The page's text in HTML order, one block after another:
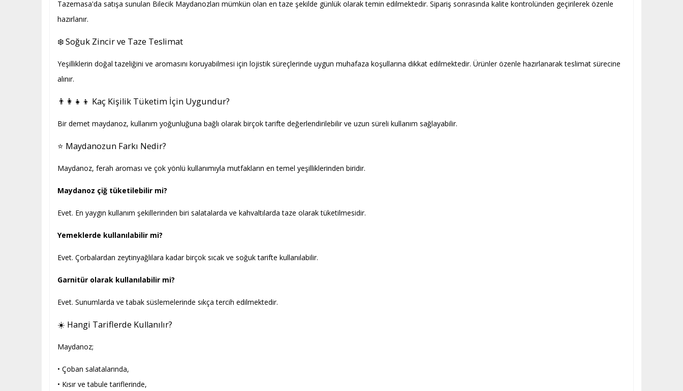
Tazemasa'da satışa sunulan Bilecik Maydanozları mümkün olan en taze şekilde günlük olarak temin edilmektedir. Sipariş sonrasında kalite kontrolünden geçirilerek özenle
hazırlanır.
❄️ Soğuk Zincir ve Taze Teslimat
Yeşilliklerin doğal tazeliğini ve aromasını koruyabilmesi için lojistik süreçlerinde uygun muhafaza koşullarına dikkat edilmektedir. Ürünler özenle hazırlanarak teslimat sürecine
alınır.
👨‍👩‍👧‍👦 Kaç Kişilik Tüketim İçin Uygundur?
Bir demet maydanoz, kullanım yoğunluğuna bağlı olarak birçok tarifte değerlendirilebilir ve uzun süreli kullanım sağlayabilir.
⭐ Maydanozun Farkı Nedir?
Maydanoz, ferah aroması ve çok yönlü kullanımıyla mutfakların en temel yeşilliklerinden biridir.
Maydanoz çiğ tüketilebilir mi?
Evet. En yaygın kullanım şekillerinden biri salatalarda ve kahvaltılarda taze olarak tüketilmesidir.
Yemeklerde kullanılabilir mi?
Evet. Çorbalardan zeytinyağlılara kadar birçok sıcak ve soğuk tarifte kullanılabilir.
Garnitür olarak kullanılabilir mi?
Evet. Sunumlarda ve tabak süslemelerinde sıkça tercih edilmektedir.
☀️ Hangi Tariflerde Kullanılır?
Maydanoz;
• Çoban salatalarında,
• Kısır ve tabule tariflerinde,